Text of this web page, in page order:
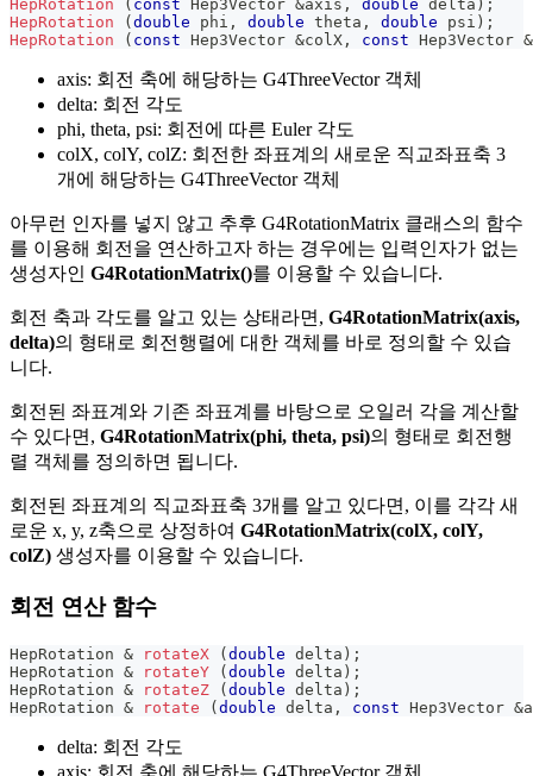
HepRotation ( const Hep3Vector &axis , double delta ) ;
HepRotation
( double phi , double theta , double psi ) ;
HepRotation
( const Hep3Vector &colX , const Hep3Vector &
axis: 회전 축에 해당하는 G4ThreeVector 객체
delta: 회전 각도
phi, theta, psi: 회전에 따른 Euler 각도
colX, colY, colZ: 회전한 좌표계의 새로운 직교좌표축 3
개에 해당하는 G4ThreeVector 객체
아무런 인자를 넣지 않고 추후 G4RotationMatrix 클래스의 함수
를 이용해 회전을 연산하고자 하는 경우에는 입력인자가 없는
생성자인 G4RotationMatrix()를 이용할 수 있습니다.
회전 축과 각도를 알고 있는 상태라면, G4RotationMatrix(axis,
delta)의 형태로 회전행렬에 대한 객체를 바로 정의할 수 있습
니다.
회전된 좌표계와 기존 좌표계를 바탕으로 오일러 각을 계산할
수 있다면, G4RotationMatrix(phi, theta, psi)의 형태로 회전행
렬 객체를 정의하면 됩니다.
회전된 좌표계의 직교좌표축 3개를 알고 있다면, 이를 각각 새
로운 x, y, z축으로 상정하여 G4RotationMatrix(colX, colY,
colZ) 생성자를 이용할 수 있습니다.
회전 연산 함수
HepRotation & rotateX (double delta ) ;
HepRotation & rotateY (double delta ) ;
HepRotation & rotateZ (double delta ) ;
HepRotation & rotate (double delta , const Hep3Vector &
delta: 회전 각도
axis: 회전 축에 해당하는 G4ThreeVector 객체